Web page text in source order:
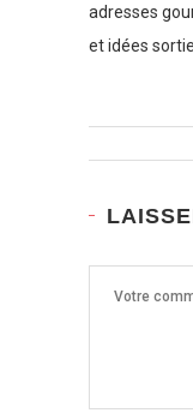
adresses
et idées